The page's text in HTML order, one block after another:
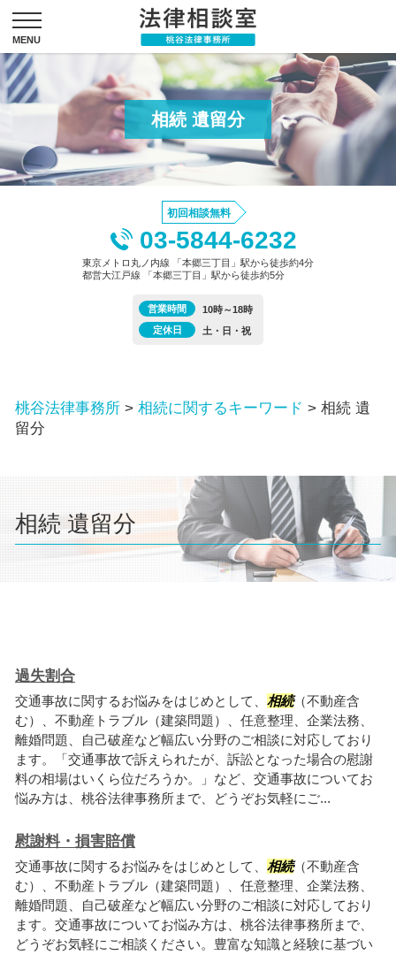
相続 遺留分
初回相談無料
03-5844-6232
東京メトロ丸ノ内線 「本郷三丁目」駅から徒歩約4分
都営大江戸線 「本郷三丁目」駅から徒歩約5分
営業時間
10時～18時
定休日
土・日・祝
桃谷法律事務所 > 相続に関するキーワード > 相続 遺
留分
相続 遺留分
過失割合
交通事故に関するお悩みをはじめとして、 相続（不動産含
む）、不動産トラブル（建築問題）、任意整理、企業法務、
離婚問題、自己破産など幅広い分野のご相談に対応しており
ます。「交通事故で訴えられたが、訴訟となった場合の慰謝
料の相場はいくら位だろうか。」など、交通事故についてお
悩み方は、桃谷法律事務所まで、どうぞお気軽にご...
慰謝料・損害賠償
交通事故に関するお悩みをはじめとして、 相続（不動産含
む）、不動産トラブル（建築問題）、任意整理、企業法務、
離婚問題、自己破産など幅広い分野のご相談に対応しており
ます。交通事故についてお悩み方は、桃谷法律事務所まで、
どうぞお気軽にご相談ください。豊富な知識と経験に基づい